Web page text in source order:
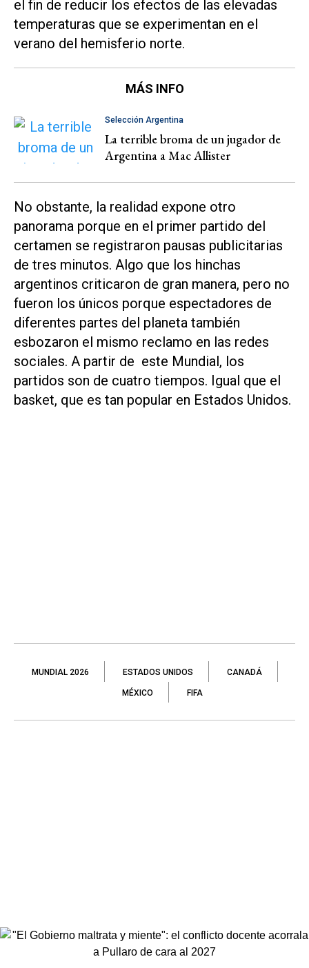
el fin de reducir los efectos de las elevadas
temperaturas que se experimentan en el
verano del hemisferio norte.
MÁS INFO
Selección Argentina
La terrible broma de un jugador de
Argentina a Mac Allister
No obstante, la realidad expone otro
panorama porque en el primer partido del
certamen se registraron pausas publicitarias
de tres minutos. Algo que los hinchas
argentinos criticaron de gran manera, pero no
fueron los únicos porque espectadores de
diferentes partes del planeta también
esbozaron el mismo reclamo en las redes
sociales. A partir de este Mundial, los
partidos son de cuatro tiempos. Igual que el
basket, que es tan popular en Estados Unidos.
MUNDIAL 2026 ESTADOS UNIDOS CANADÁ
MÉXICO FIFA